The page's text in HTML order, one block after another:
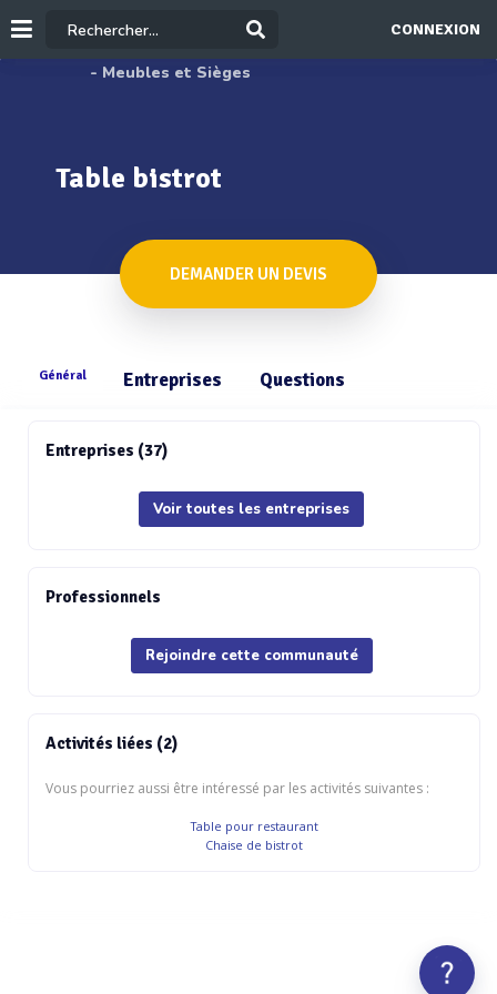
CONNEXION
- Meubles et Sièges
Table bistrot
DEMANDER UN DEVIS
Général Entreprises Questions
Entreprises (37)
Voir toutes les entreprises
Professionnels
Rejoindre cette communauté
Activités liées (2)
Vous pourriez aussi être intéressé par les activités suivantes :
Table pour restaurant
Chaise de bistrot